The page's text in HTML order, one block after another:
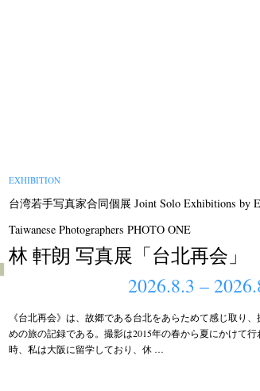
EXHIBITION
台湾若手写真家合同個展 Joint Solo Exhibitions by
Taiwanese Photographers PHOTO ONE
林 軒朗 写真展「台北再会」
2026.8.3 –
《台北再会》は、故郷である台北をあらためて感じ取り
めの旅の記録である。撮影は2015年の春から夏にかけて行
時、私は大阪に留学しており、休 …